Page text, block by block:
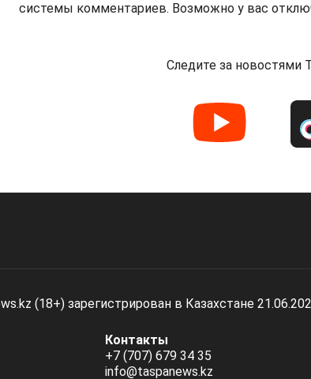
системы комментариев. Возможно у вас
Следите за новостями
(18+) зарегистрирован в Казахстане
Контакты
+7 (707) 679 34 35
info@taspanews.kz